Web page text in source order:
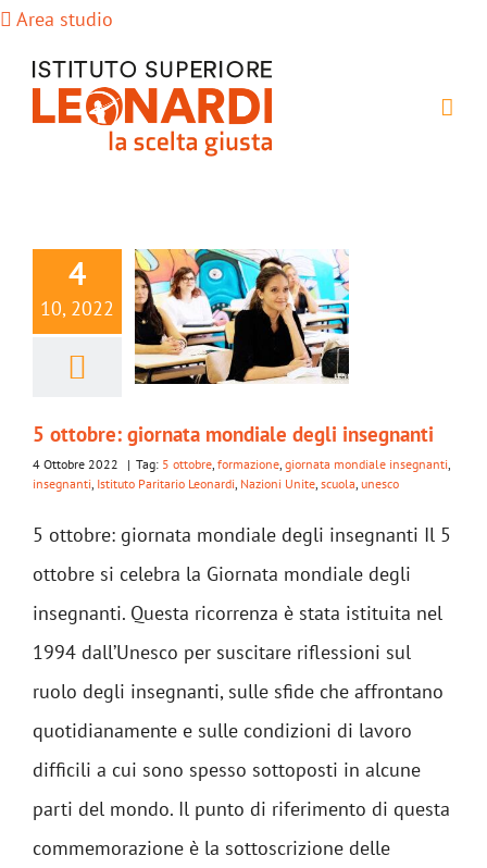
Salta
contenuto
Area studio
4
10, 2022
5 ottobre: giornata mondiale degli insegnanti
4 Ottobre 2022 | Tag: 5 ottobre formazione giornata mondiale insegnanti
insegnanti Istituto Paritario Leonardi Nazioni Unite scuola unesco
5 ottobre: giornata mondiale degli insegnanti Il 5
ottobre si celebra la Giornata mondiale degli
insegnanti. Questa ricorrenza è stata istituita nel
1994 dall’Unesco per suscitare riflessioni sul
ruolo degli insegnanti, sulle sfide che affrontano
quotidianamente e sulle condizioni di lavoro
difficili a cui sono spesso sottoposti in alcune
parti del mondo. Il punto di riferimento di questa
commemorazione è la sottoscrizione delle